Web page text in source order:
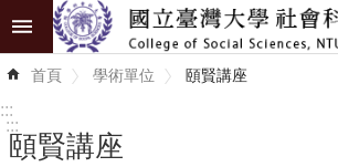
跳到主要內容區塊
進
階
首頁 學術單位 頤賢講座
:::
:::
頤賢講座